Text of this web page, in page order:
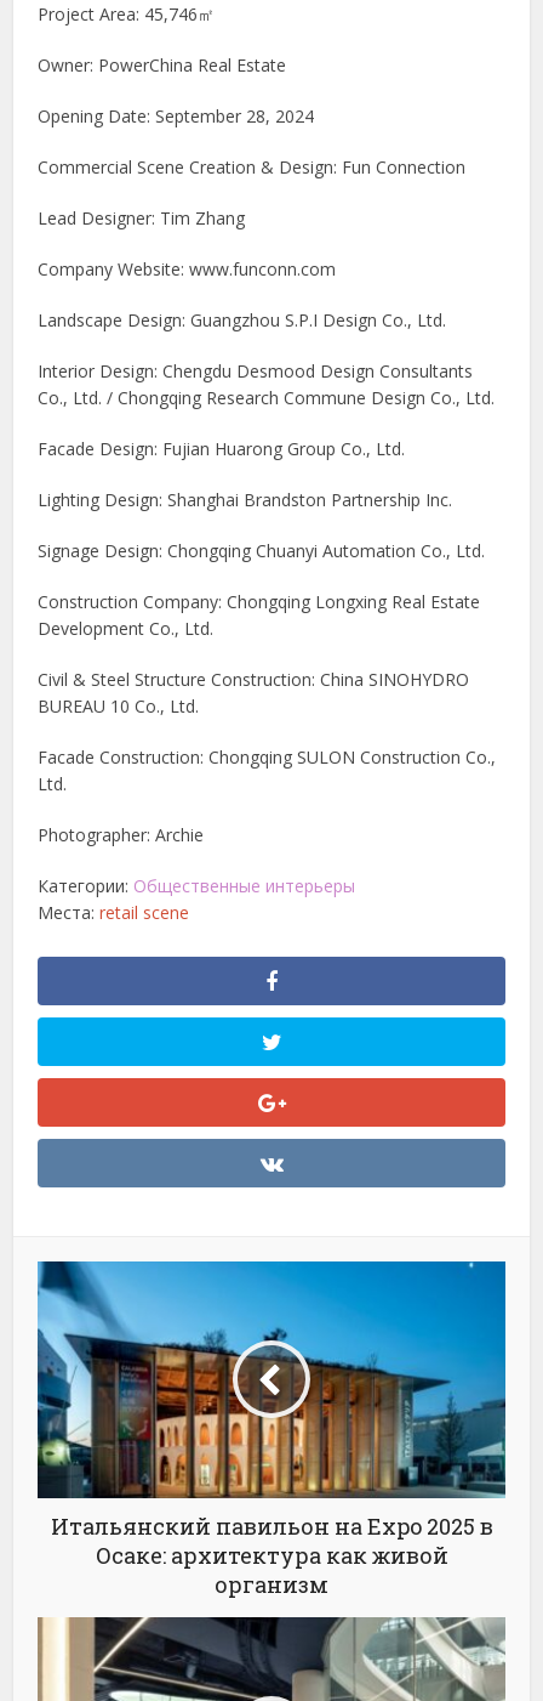
Project Area: 45,746㎡
Owner: PowerChina Real Estate
Opening Date: September 28, 2024
Commercial Scene Creation & Design: Fun Connection
Lead Designer: Tim Zhang
Company Website: www.funconn.com
Landscape Design: Guangzhou S.P.I Design Co., Ltd.
Interior Design: Chengdu Desmood Design Consultants
Co., Ltd. / Chongqing Research Commune Design Co., Ltd.
Facade Design: Fujian Huarong Group Co., Ltd.
Lighting Design: Shanghai Brandston Partnership Inc.
Signage Design: Chongqing Chuanyi Automation Co., Ltd.
Construction Company: Chongqing Longxing Real Estate
Development Co., Ltd.
Civil & Steel Structure Construction: China SINOHYDRO
BUREAU 10 Co., Ltd.
Facade Construction: Chongqing SULON Construction Co.,
Ltd.
Photographer: Archie
Категории: Общественные интерьеры
Места:retail scene
Итальянский павильон на Expo 2025 в
Осаке: архитектура как живой
организм